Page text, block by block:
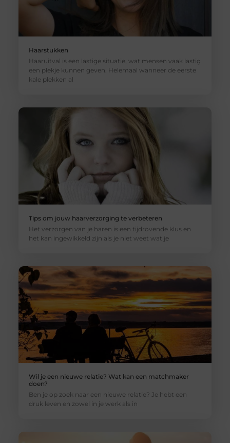
Haarstukken
Haaruitval is een lastige situatie, wat mensen vaak lastig
een plekje kunnen geven. Helemaal wanneer de eerste
kale plekken al
Tips om jouw haarverzorging te verbeteren
Het verzorgen van je haren is een tijdrovende klus en
het kan ingewikkeld zijn als je niet weet wat je
Wil je een nieuwe relatie? Wat kan een matchmaker
doen?
Ben je op zoek naar een nieuwe relatie? Je hebt een
druk leven en zowel in je werk als in